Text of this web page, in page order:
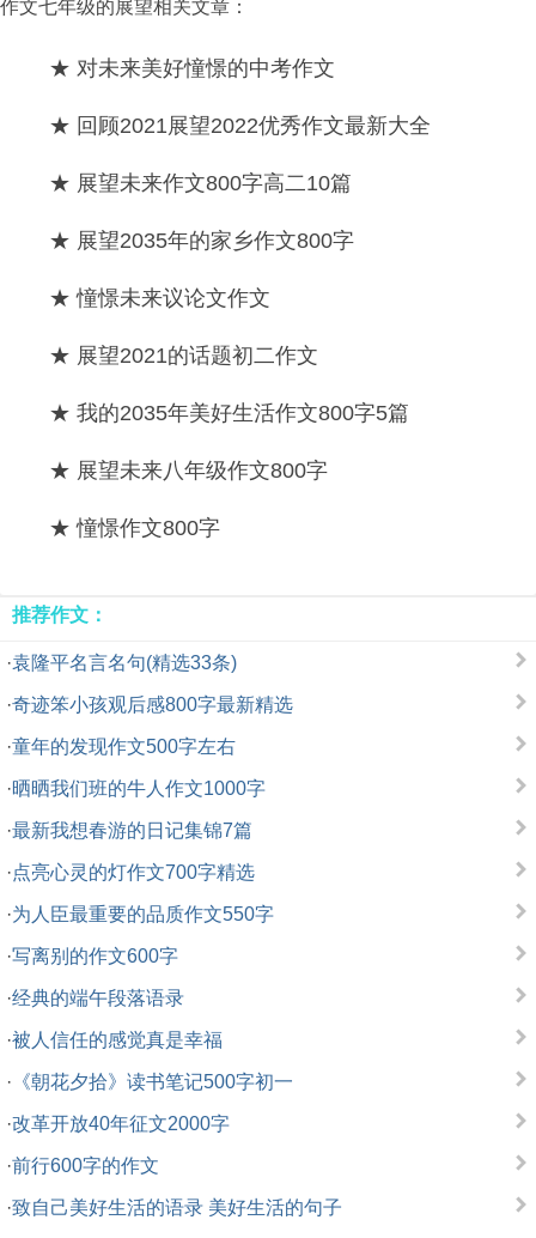
作文七年级的展望相关文章：
★ 对未来美好憧憬的中考作文
★ 回顾2021展望2022优秀作文最新大全
★ 展望未来作文800字高二10篇
★ 展望2035年的家乡作文800字
★ 憧憬未来议论文作文
★ 展望2021的话题初二作文
★ 我的2035年美好生活作文800字5篇
★ 展望未来八年级作文800字
★ 憧憬作文800字
推荐作文：
·袁隆平名言名句(精选33条)
·奇迹笨小孩观后感800字最新精选
·童年的发现作文500字左右
·晒晒我们班的牛人作文1000字
·最新我想春游的日记集锦7篇
·点亮心灵的灯作文700字精选
·为人臣最重要的品质作文550字
·写离别的作文600字
·经典的端午段落语录
·被人信任的感觉真是幸福
· 《朝花夕拾》读书笔记500字初一
·改革开放40年征文2000字
·前行600字的作文
·致自己美好生活的语录 美好生活的句子